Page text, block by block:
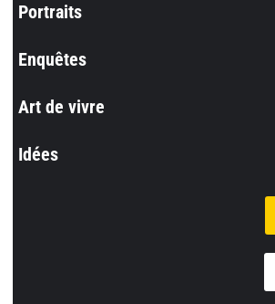
Portraits
Enquêtes
Art de vivre
Idées